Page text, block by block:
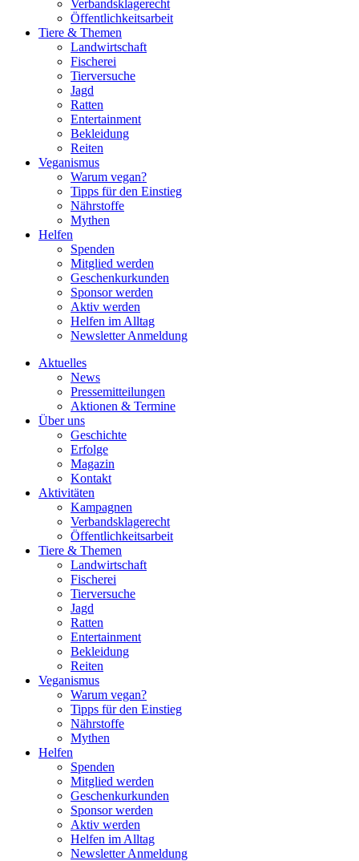
Verbandsklagerecht
Öffentlichkeitsarbeit
Tiere & Themen
Landwirtschaft
Fischerei
Tierversuche
Jagd
Ratten
Entertainment
Bekleidung
Reiten
Veganismus
Warum vegan?
Tipps für den Einstieg
Nährstoffe
Mythen
Helfen
Spenden
Mitglied werden
Geschenkurkunden
Sponsor werden
Aktiv werden
Helfen im Alltag
Newsletter Anmeldung
Aktuelles
News
Pressemitteilungen
Aktionen & Termine
Über uns
Geschichte
Erfolge
Magazin
Kontakt
Aktivitäten
Kampagnen
Verbandsklagerecht
Öffentlichkeitsarbeit
Tiere & Themen
Landwirtschaft
Fischerei
Tierversuche
Jagd
Ratten
Entertainment
Bekleidung
Reiten
Veganismus
Warum vegan?
Tipps für den Einstieg
Nährstoffe
Mythen
Helfen
Spenden
Mitglied werden
Geschenkurkunden
Sponsor werden
Aktiv werden
Helfen im Alltag
Newsletter Anmeldung